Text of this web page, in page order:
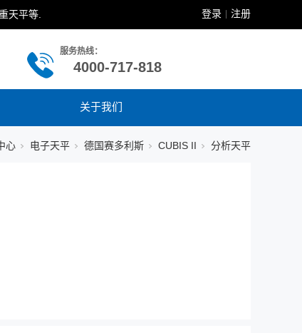
登录 注册
天平等.
服务热线：
4000-717-818
关于我们
心 电子天平 德国赛多利斯 CUBIS II 分析天平